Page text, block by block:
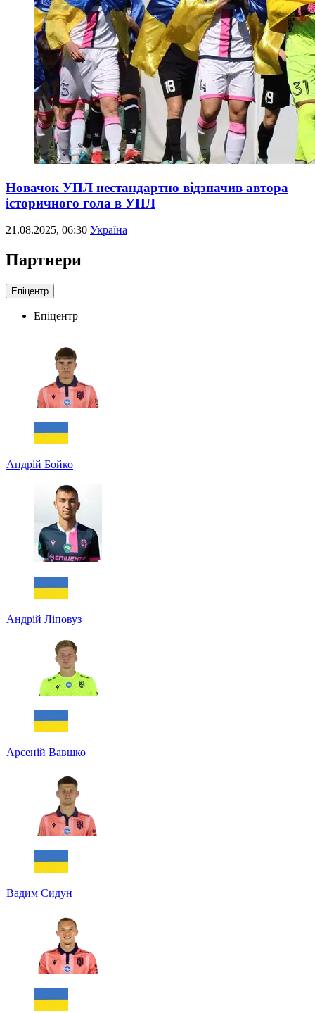
Новачок УПЛ нестандартно відзначив автора
історичного гола в УПЛ
21.08.2025, 06:30 Україна
Партнери
Епіцентр
Епіцентр
Андрій Бойко
Андрій Ліповуз
Арсеній Вавшко
Вадим Сидун